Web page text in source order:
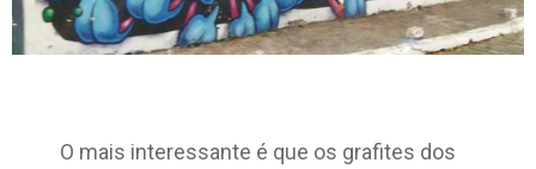
O mais interessante é que os grafites dos